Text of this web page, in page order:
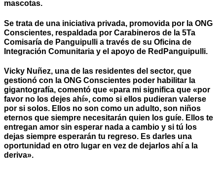
mascotas.
Se trata de una iniciativa privada, promovida por la ONG
Conscientes, respaldada por Carabineros de la 5Ta
Comisaría de Panguipulli a través de su Oficina de
Integración Comunitaria y el apoyo de RedPanguipulli.
Vicky Nuñez, una de las residentes del sector, que
gestionó con la ONG Conscientes poder habilitar la
gigantografía, comentó que «para mi significa que «por
favor no los dejes ahí», como si ellos pudieran valerse
por si solos. Ellos no son como un adulto, son niños
eternos que siempre necesitarán quien los guíe. Ellos te
entregan amor sin esperar nada a cambio y si tú los
dejas siempre esperarán tu regreso. Es darles una
oportunidad en otro lugar en vez de dejarlos ahí a la
deriva».